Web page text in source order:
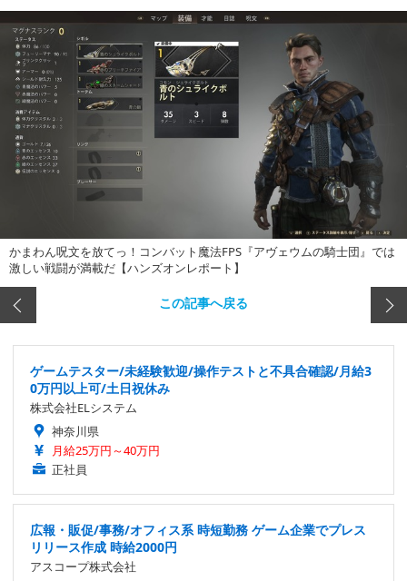
かまわん呪文を放てっ！コンバット魔法FPS『アヴェウムの騎士団』では
激しい戦闘が満載だ【ハンズオンレポート】
この記事へ戻る
ゲームテスター/未経験歓迎/操作テストと不具合確認/月給3
0万円以上可/土日祝休み
株式会社ELシステム
神奈川県
月給25万円～40万円
正社員
広報・販促/事務/オフィス系 時短勤務 ゲーム企業でプレス
リリース作成 時給2000円
アスコープ株式会社